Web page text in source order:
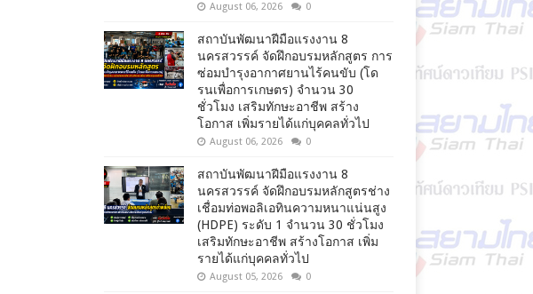
August 06, 2026 0
สถาบันพัฒนาฝีมือแรงงาน 8
นครสวรรค์ จัดฝึกอบรมหลักสูตร การ
ซ่อมบำรุงอากาศยานไร้คนขับ (โด
รนเพื่อการเกษตร) จำนวน 30
ชั่วโมง เสริมทักษะอาชีพ สร้าง
โอกาส เพิ่มรายได้แก่บุคคลทั่วไป
August 06, 2026 0
สถาบันพัฒนาฝีมือแรงงาน 8
นครสวรรค์ จัดฝึกอบรมหลักสูตรช่าง
เชื่อมท่อพอลิเอทินความหนาแน่นสูง
(HDPE) ระดับ 1 จำนวน 30 ชั่วโมง
เสริมทักษะอาชีพ สร้างโอกาส เพิ่ม
รายได้แก่บุคคลทั่วไป
August 05, 2026 0